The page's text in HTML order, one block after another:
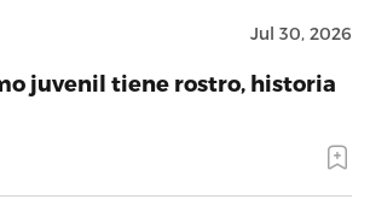
Jul 30, 2026
juvenil tiene rostro, historia